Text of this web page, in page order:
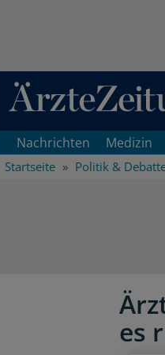
Direkt zum Inhaltsbereich
Nachrichten Medizin
Startseite Politik &
es